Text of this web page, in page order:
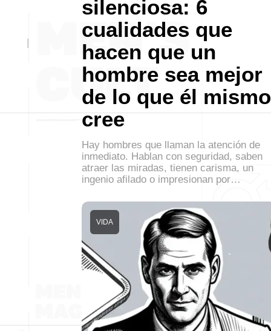
silenciosa: 6
cualidades que
hacen que un
hombre sea mejor
de lo que él mismo
cree
Hay hombres que llaman la atención de
inmediato. Hablan con seguridad, saben
atraer las miradas, tienen carisma, un
ingenio afilado o impresionan por…
VIDA